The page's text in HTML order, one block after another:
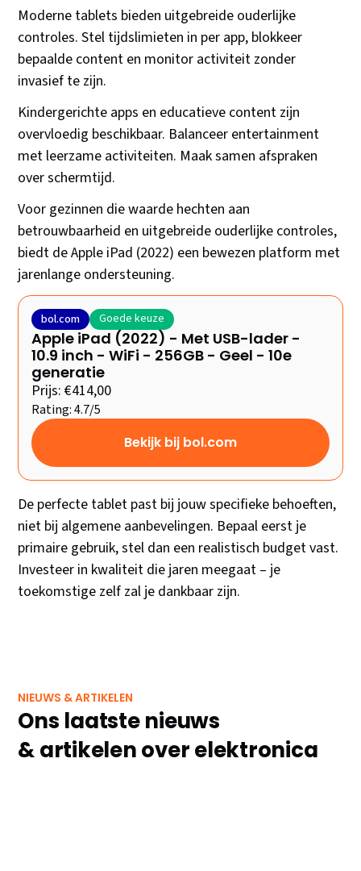
Moderne tablets bieden uitgebreide ouderlijke
controles. Stel tijdslimieten in per app, blokkeer
bepaalde content en monitor activiteit zonder
invasief te zijn.
Kindergerichte apps en educatieve content zijn
overvloedig beschikbaar. Balanceer entertainment
met leerzame activiteiten. Maak samen afspraken
over schermtijd.
Voor gezinnen die waarde hechten aan
betrouwbaarheid en uitgebreide ouderlijke controles,
biedt de Apple iPad (2022) een bewezen platform met
jarenlange ondersteuning.
bol.com Goede keuze
Apple iPad (2022) - Met USB-lader -
10.9 inch - WiFi - 256GB - Geel - 10e
generatie
Prijs: €414,00
Rating: 4.7/5
Bekijk bij bol.com
De perfecte tablet past bij jouw specifieke behoeften,
niet bij algemene aanbevelingen. Bepaal eerst je
primaire gebruik, stel dan een realistisch budget vast.
Investeer in kwaliteit die jaren meegaat – je
toekomstige zelf zal je dankbaar zijn.
NIEUWS & ARTIKELEN
Ons laatste nieuws
& artikelen over elektronica